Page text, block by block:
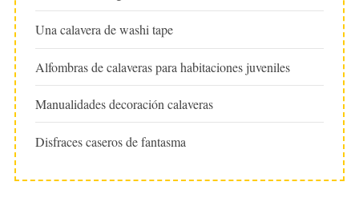
Una calavera de washi tape
Alfombras de calaveras para habitaciones juveniles
Manualidades decoración calaveras
Disfraces caseros de fantasma